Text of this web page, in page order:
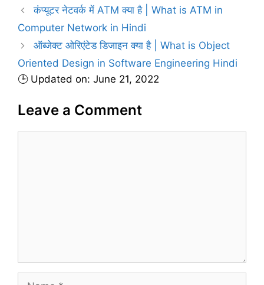
r
i
s
कंप्यूटर नेटवर्क में ATM क्या है | What is ATM in
Computer Network in Hindi
ऑब्जेक्ट ओरिएंटेड डिजाइन क्या है | What is Object
Oriented Design in Software Engineering Hindi
🕒 Updated on: June 21, 2022
Leave a Comment